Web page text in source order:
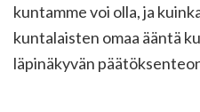
kuntamme voi olla, ja
kuntalaisten omaa ääntä
läpinäkyvän